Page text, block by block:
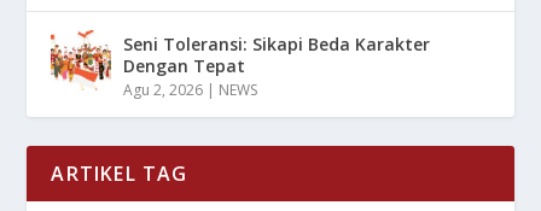
Seni Toleransi: Sikapi Beda Karakter
Dengan Tepat
Agu 2, 2026 | NEWS
ARTIKEL TAG